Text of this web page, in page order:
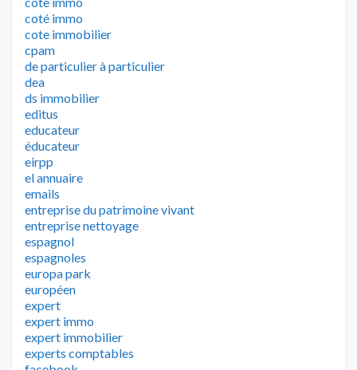
coté immo
cote immobilier
cpam
de particulier à particulier
dea
ds immobilier
editus
educateur
éducateur
eirpp
el annuaire
emails
entreprise du patrimoine vivant
entreprise nettoyage
espagnol
espagnoles
europa park
européen
expert
expert immo
expert immobilier
experts comptables